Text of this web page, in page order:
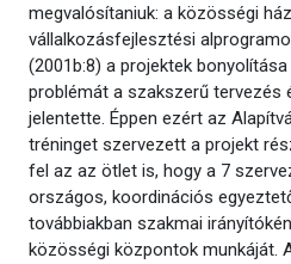
megvalósítaniuk: a közösségi
vállalkozásfejlesztési
(2001b:8) a projektek
problémát a szakszerű tervezés
jelentette. Éppen ezért az
tréninget szervezett a projekt
fel az az ötlet is, hogy a 7
országos, koordinációs
továbbiakban szakmai
közösségi központok munkáját.